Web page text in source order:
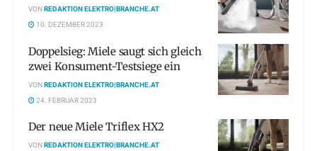
VONREDAKTION ELEKTRO|BRANCHE.AT
10. DEZEMBER 2023
Doppelsieg: Miele saugt sich gleich
zwei Konsument-Testsiege ein
VONREDAKTION ELEKTRO|BRANCHE.AT
24. FEBRUAR 2023
Der neue Miele Triflex HX2
VONREDAKTION ELEKTRO|BRANCHE.AT